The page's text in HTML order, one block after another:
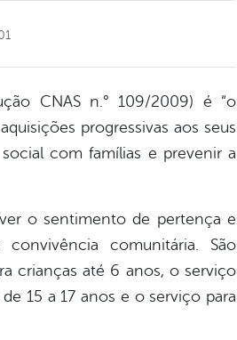
CNAS n.° 109/2009) é “o
progressivas aos seus
com famílias e prevenir a
o sentimento de pertença e
comunitária. São
crianças até 6 anos, o serviço
15 a 17 anos e o serviço para